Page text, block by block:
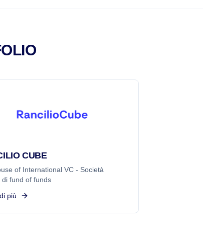
CUBE
of International VC - Società
di fund of funds
più